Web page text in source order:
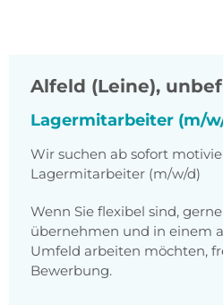
Alfeld (Leine),
Lagermitarbeiter (m/
Wir suchen ab sofort
Lagermitarbeiter (m/w/d)
Wenn Sie flexibel sind,
übernehmen und in einem
Umfeld arbeiten möchten,
Bewerbung.